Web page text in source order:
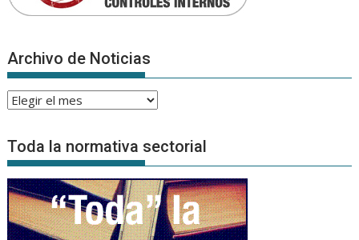
Archivo de Noticias
Archivo
Noticias
Toda la normativa sectorial